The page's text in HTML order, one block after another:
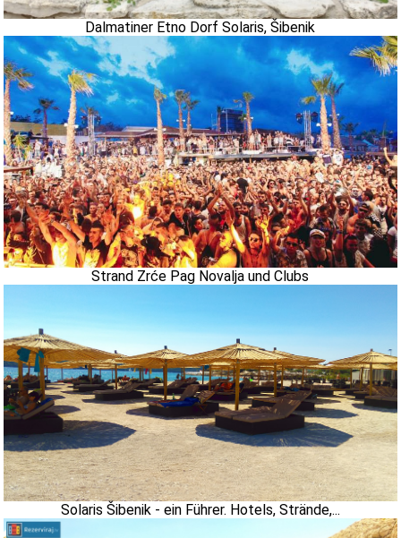
Dalmatiner Etno Dorf Solaris, Šibenik
Strand Zrće Pag Novalja und Clubs
Solaris Šibenik - ein Führer. Hotels, Strände,...